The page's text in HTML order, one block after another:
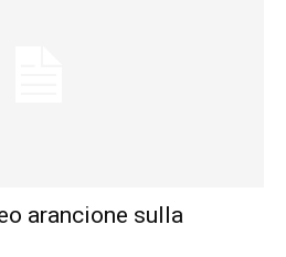
arancione sulla